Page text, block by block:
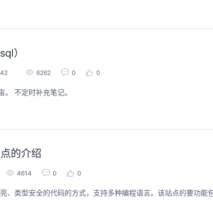
）
6262 0 0
不定时补充笔记。
的介绍
4614 0 0
、类型安全的代码的方式，支持多种编程语言。该站点的要功